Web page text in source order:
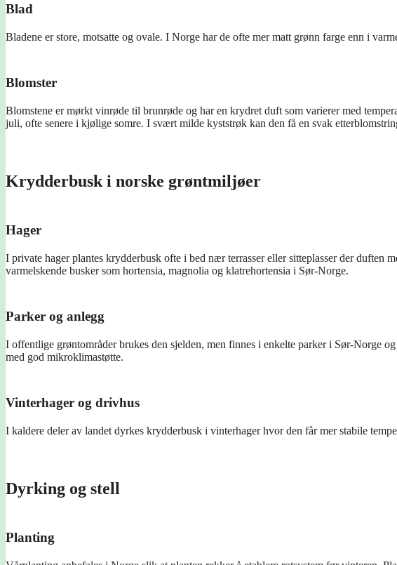
Blad
Bladene er store, motsatte og ovale. I Norge har de ofte mer matt grønn farge enn i
Blomster
Blomstene er mørkt vinrøde til brunrøde og har en krydret duft som varierer med
juli, ofte senere i kjølige somre. I svært milde kyststrøk kan den få en svak
Krydderbusk i norske grøntmiljøer
Hager
I private hager plantes krydderbusk ofte i bed nær terrasser eller sitteplasser der duften
varmelskende busker som hortensia, magnolia og klatrehortensia i Sør-Norge.
Parker og anlegg
I offentlige grøntområder brukes den sjelden, men finnes i enkelte parker i Sør-Norge
med god mikroklimastøtte.
Vinterhager og drivhus
I kaldere deler av landet dyrkes krydderbusk i vinterhager hvor den får mer stabile
Dyrking og stell
Planting